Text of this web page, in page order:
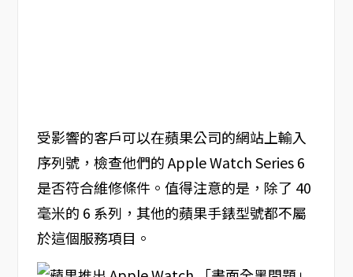
受影響的客戶可以在蘋果公司的網站上輸入
序列號，檢查他們的 Apple Watch Series 6
是否符合維修條件。值得注意的是，除了 40
毫米的 6 系列，其他的蘋果手錶型號都不屬
於這個服務項目。